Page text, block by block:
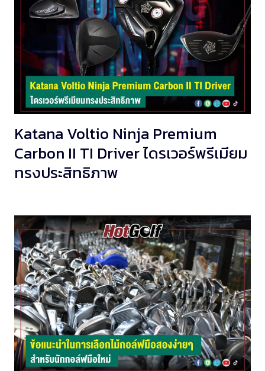
Katana Voltio Ninja Premium
Carbon II TI Driver ไดรเวอร์พรีเมียม
ทรงประสิทธิภาพ